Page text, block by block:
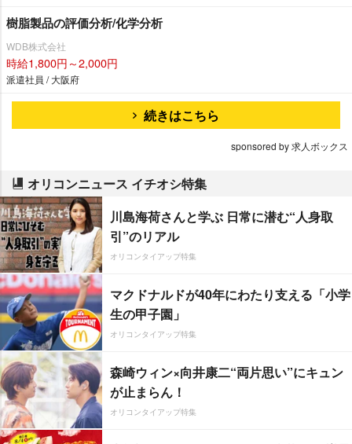
樹脂製品の評価分析/化学分析
WDB株式会社
時給1,800円～2,000円
派遣社員 / 大阪府
続きはこちら
sponsored by 求人ボックス
オリコンニュース イチオシ特集
川島海荷さんと学ぶ 日常に潜む“人身取
引”のリアル
オリコンタイアップ特集
マクドナルドが40年にわたり支える「小学
生の甲子園」
オリコンタイアップ特集
森崎ウィン×向井康二“両片思い”にキュン
が止まらん！
オリコンタイアップ特集